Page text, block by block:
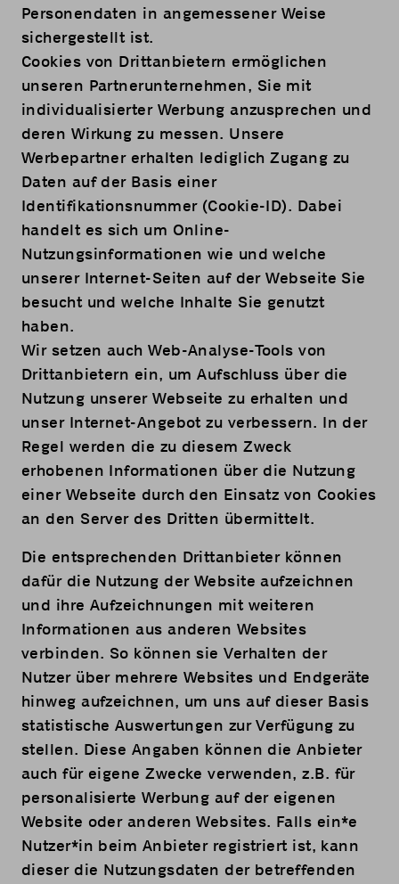
Personendaten in angemessener Weise
sichergestellt ist.
Cookies von Drittanbietern ermöglichen
unseren Partnerunternehmen, Sie mit
individualisierter Werbung anzusprechen und
deren Wirkung zu messen. Unsere
Werbepartner erhalten lediglich Zugang zu
Daten auf der Basis einer
Identifikationsnummer (Cookie-ID). Dabei
handelt es sich um Online-
Nutzungsinformationen wie und welche
unserer Internet-Seiten auf der Webseite Sie
besucht und welche Inhalte Sie genutzt
haben.
Wir setzen auch Web-Analyse-Tools von
Drittanbietern ein, um Aufschluss über die
Nutzung unserer Webseite zu erhalten und
unser Internet-Angebot zu verbessern. In der
Regel werden die zu diesem Zweck
erhobenen Informationen über die Nutzung
einer Webseite durch den Einsatz von Cookies
an den Server des Dritten übermittelt.
Die entsprechenden Drittanbieter können
dafür die Nutzung der Website aufzeichnen
und ihre Aufzeichnungen mit weiteren
Informationen aus anderen Websites
verbinden. So können sie Verhalten der
Nutzer über mehrere Websites und Endgeräte
hinweg aufzeichnen, um uns auf dieser Basis
statistische Auswertungen zur Verfügung zu
stellen. Diese Angaben können die Anbieter
auch für eigene Zwecke verwenden, z.B. für
personalisierte Werbung auf der eigenen
Website oder anderen Websites. Falls ein*e
Nutzer*in beim Anbieter registriert ist, kann
dieser die Nutzungsdaten der betreffenden